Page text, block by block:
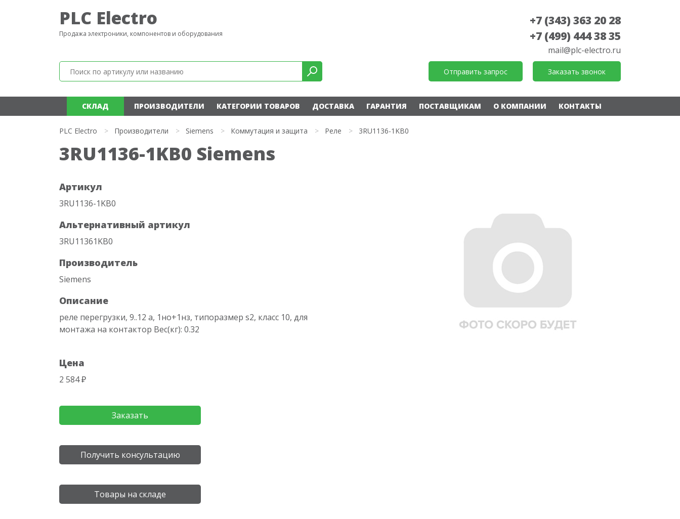
PLC Electro
Продажа электроники, компонентов и оборудования
+7 (343) 363 20 28
+7 (499) 444 38 35
mail@plc-electro.ru
Отправить запрос Заказать звонок
СКЛАД ПРОИЗВОДИТЕЛИ КАТЕГОРИИ ТОВАРОВ ДОСТАВКА ГАРАНТИЯ ПОСТАВЩИКАМ О КОМПАНИИ КОНТАКТЫ
PLC Electro > Производители > Siemens > Коммутация и защита > Реле > 3RU1136-1KB0
3RU1136-1KB0 Siemens
Артикул
3RU1136-1KB0
Альтернативный артикул
3RU11361KB0
Производитель
Siemens
Описание
реле перегрузки, 9..12 a, 1нo+1нз, типоразмер s2, класс 10, для
монтажа на контактор Вес(кг): 0.32
Цена
2 584 ₽
Заказать
Получить консультацию
Товары на складе